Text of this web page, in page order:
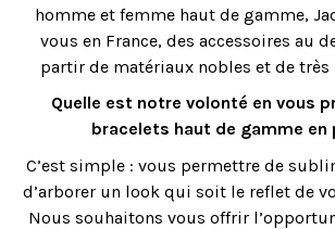
homme et femme haut de gamme,
vous en France, des accessoires au
partir de matériaux nobles et de
Quelle est notre volonté en vous
bracelets haut de gamme en
C’est simple : vous permettre de
d’arborer un look qui soit le reflet de
Nous souhaitons vous offrir